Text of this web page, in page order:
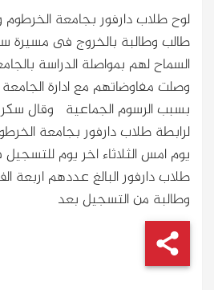
طالب وطالبة بالخروج فى
السماح لهم بمواصلة الدراسة
وصلت مفاوضاتهم مع ادارة
بسبب الرسوم الجماعية وقال
لرابطة طلاب دارفور بجامعة
يوم امس الثلاثاء اخر يوم
طلاب دارفور البالغ عددهم
وطالبة من التسجيل بعد